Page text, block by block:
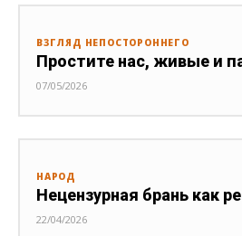
ВЗГЛЯД НЕПОСТОРОННЕГО
Простите нас, живые и
07/05/2026
НАРОД
Нецензурная брань как
22/04/2026